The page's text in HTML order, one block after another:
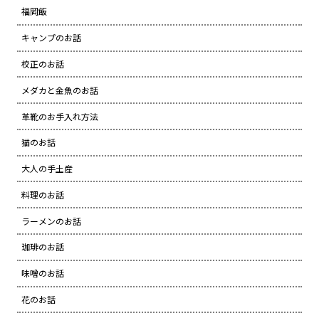
福岡飯
キャンプのお話
校正のお話
メダカと金魚のお話
革靴のお手入れ方法
猫のお話
大人の手土産
料理のお話
ラーメンのお話
珈琲のお話
味噌のお話
花のお話